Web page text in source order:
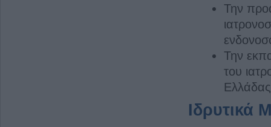
Την
Την
του
Ιδρυτικά